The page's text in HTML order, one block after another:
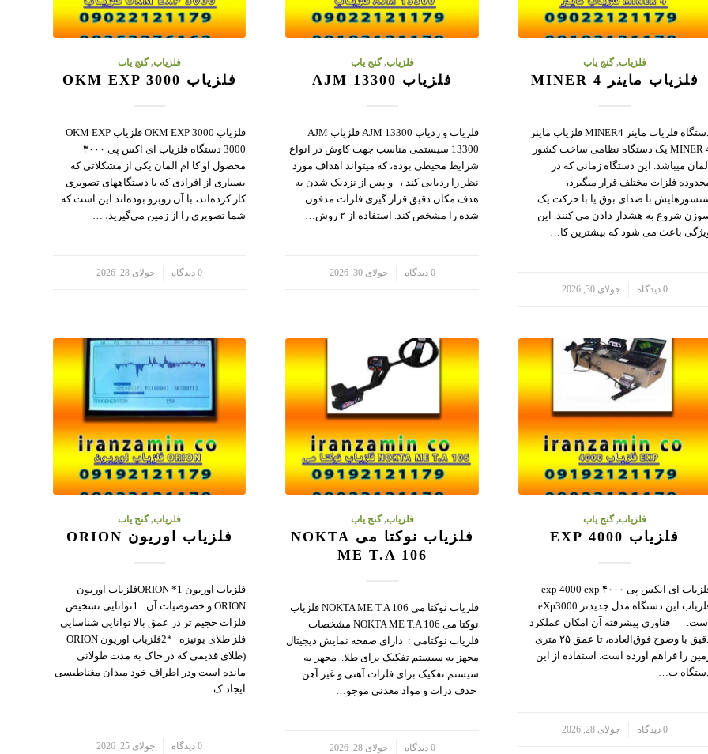
فلزیاب,گنج یاب
فلزیاب ماینر MINER 4
دستگاه فلزیاب ماینر MINER4 فلزیاب ماینر
MINER 4 یک دستگاه نظامی ساخت کشور
میباشد. این دستگاه زمانی که در
فلزات مختلف قرار میگیرد،
با صدای بوق یا با حرکت یک
شروع به هشدار دادن می کنند. این
باعث می شود که بیشترین کا…
0 دیدگاه جولای 30, 2026
فلزیاب,گنج یاب
فلزیاب AJM 13300
فلزیاب و ردیاب AJM 13300 فلزیاب AJM
13300 سیستمی مناسب جهت کاوش در انواع
شرایط محیطی بوده، که میتواند اهداف مورد
نظر را ردیابی کند ، و پس از نزدیک شدن به
هدف مکان دقیق قرار گیری فلزات مدفون
شده را مشخص کند. استفاده از ۲ روش…
0 دیدگاه جولای 30, 2026
فلزیاب,گنج یاب
فلزیاب OKM EXP 3000
فلزیاب OKM EXP 3000 فلزیاب OKM EXP
3000 دستگاه فلزیاب ای اکس پی ۳۰۰۰
محصول او کا ام آلمان یکی از مشکلاتی که
بسیاری از افرادی که با دستگاههای تصویری
کار کرده‌اند، با آن روبرو بوده‌اند این است که
شما تصویری را از زمین می‌گیرید، …
0 دیدگاه جولای 28, 2026
فلزیاب,گنج یاب
فلزیاب 4000 EXP
فلزیاب ای ایکس پی ۴۰۰۰ exp 4000 exp
فلزیاب این دستگاه مدل جدیدتر eXp3000
فناوری پیشرفته آن امکان عملکرد
دقیق با وضوح فوق‌العاده، تا عمق ۲۵ متری
را فراهم آورده است. استفاده از این
ب…
0 دیدگاه جولای 28, 2026
فلزیاب,گنج یاب
فلزیاب نوکتا می NOKTA
ME T.A 106
فلزیاب نوکتا می NOKTA ME T.A 106 فلزیاب
نوکتا می NOKTA ME T.A 106 مشخصات
فلزیاب نوکتامی : دارای صفحه نمایش دیجیتال
مجهز به سیستم تفکیک برای طلا. مجهز به
سیستم تفکیک برای فلزات آهنی و غیر آهن.
حذف ذرات و مواد معدنی موجو…
0 دیدگاه جولای 28, 2026
فلزیاب,گنج یاب
فلزیاب اوریون ORION
فلزیاب اوریون ORION *1فلزیاب اوریون
ORION و خصوصیات آن : 1توانایی تشخیص
فلزات حجیم تر در عمق بالا توانایی شناسایی
فلز طلای یونیزه *2فلزیاب اوریون ORION
(طلای قدیمی که در خاک به مدت طولانی
مانده است ودر اطراف خود میدان مغناطیسی
ایجاد ک…
0 دیدگاه جولای 25, 2026